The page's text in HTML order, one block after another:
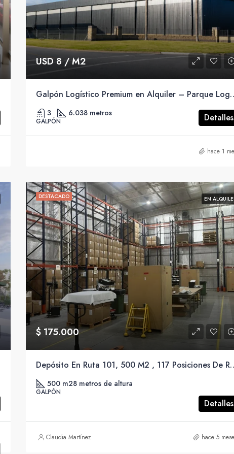
USD 8 / M2
Galpón Logístico
3 6.038 metros
GALPÓN Detalles
hace 1
DESTACADO EN
$ 175.000
Depósito En Ruta 101, 500
500 m28 metros de altura
GALPÓN
Detalles
Claudia Martínez hace 5
$ 175.000